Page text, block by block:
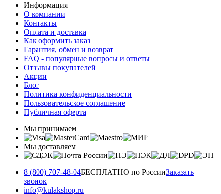
Информация
О компании
Контакты
Оплата и доставка
Как оформить заказ
Гарантия, обмен и возврат
FAQ - популярные вопросы и ответы
Отзывы покупателей
Акции
Блог
Политика конфиденциальности
Пользовательское соглашение
Публичная оферта
Мы принимаем
Мы доставляем
8 (800) 707-48-04БЕСПЛАТНО по РоссииЗаказать
звонок
info@kulakshop.ru